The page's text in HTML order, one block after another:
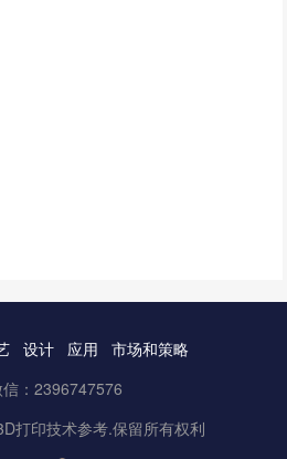
设计 应用
市场和策略
：2396747576
打印技术参考.保留所有权利